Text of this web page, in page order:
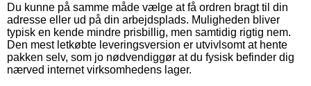
Du kunne på samme måde vælge at få ordren bragt til din
adresse eller ud på din arbejdsplads. Muligheden bliver
typisk en kende mindre prisbillig, men samtidig rigtig nem.
Den mest letkøbte leveringsversion er utvivlsomt at hente
pakken selv, som jo nødvendiggør at du fysisk befinder dig
nærved internet virksomhedens lager.